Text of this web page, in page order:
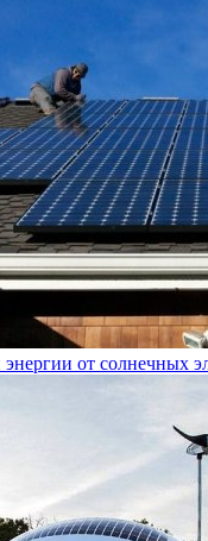
энергии от солнечных